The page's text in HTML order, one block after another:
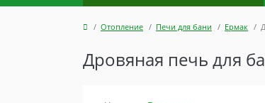
Отопление Печи для бани Ермак
Дровяная печь для